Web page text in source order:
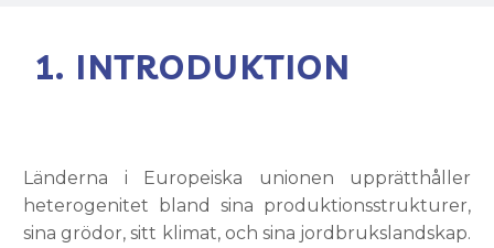
1. INTRODUKTION
Länderna i Europeiska unionen upprätthåller
heterogenitet bland sina produktionsstrukturer,
sina grödor, sitt klimat, och sina jordbrukslandskap.